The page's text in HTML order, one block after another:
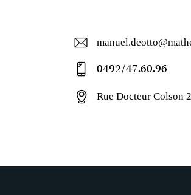
E-
ma
il:
Ph
on
0492/47.60.96
:
Rue Docteur Colson